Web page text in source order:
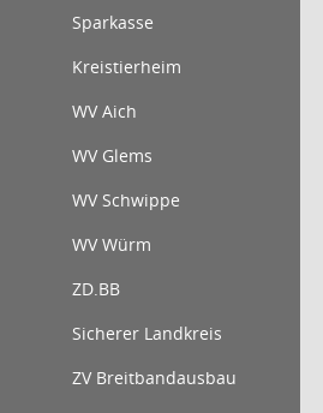
Sparkasse
Kreistierheim
WV Aich
WV Glems
WV Schwippe
WV Würm
ZD.BB
Sicherer Landkreis
ZV Breitbandausbau